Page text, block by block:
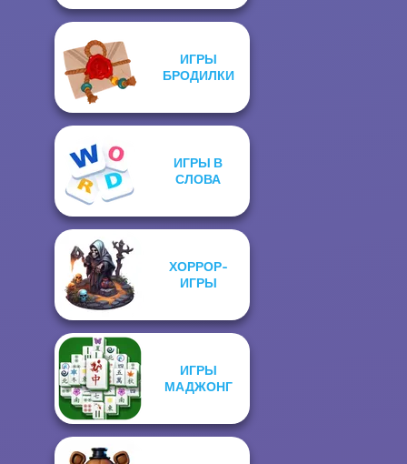
ИГРЫ
БРОДИЛКИ
ИГРЫ В
СЛОВА
ХОРРОР-
ИГРЫ
ИГРЫ
МАДЖОНГ